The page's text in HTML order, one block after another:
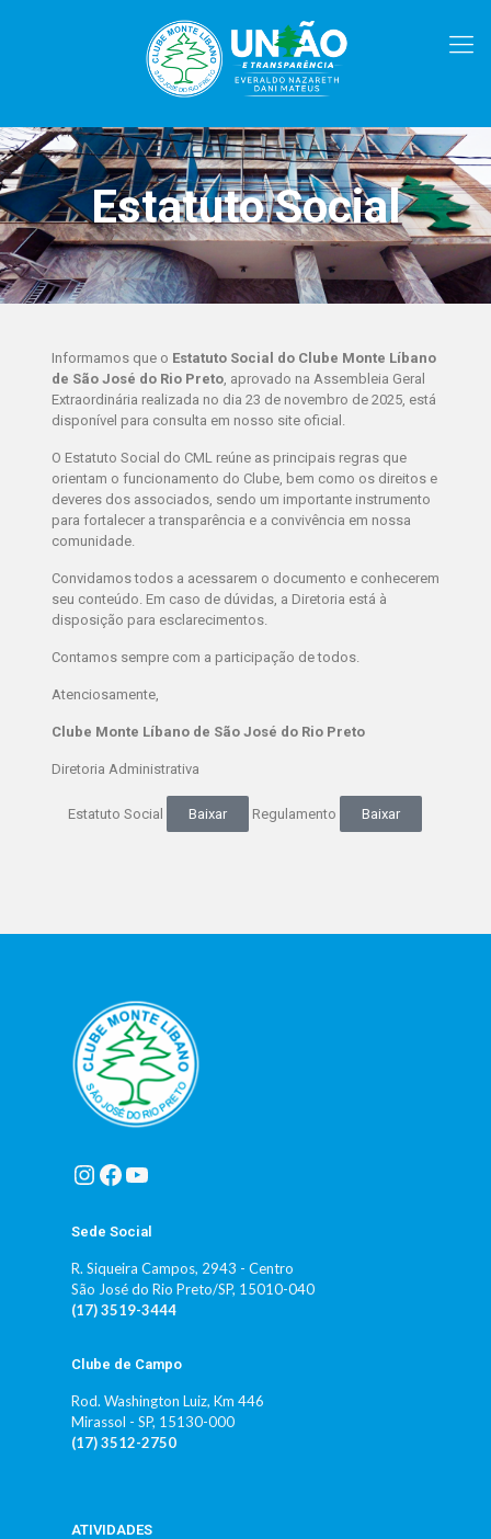
Estatuto Social
Informamos que o Estatuto Social do Clube Monte Líbano
de São José do Rio Preto, aprovado na Assembleia Geral
Extraordinária realizada no dia 23 de novembro de 2025, está
disponível para consulta em nosso site oficial.
O Estatuto Social do CML reúne as principais regras que
orientam o funcionamento do Clube, bem como os direitos e
deveres dos associados, sendo um importante instrumento
para fortalecer a transparência e a convivência em nossa
comunidade.
Convidamos todos a acessarem o documento e conhecerem
seu conteúdo. Em caso de dúvidas, a Diretoria está à
disposição para esclarecimentos.
Contamos sempre com a participação de todos.
Atenciosamente,
Clube Monte Líbano de São José do Rio Preto
Diretoria Administrativa
Estatuto Social Baixar Regulamento Baixar
Sede Social
R. Siqueira Campos, 2943 - Centro
São José do Rio Preto/SP, 15010-040
(17) 3519-3444
Clube de Campo
Rod. Washington Luiz, Km 446
Mirassol - SP, 15130-000
(17) 3512-2750
ATIVIDADES